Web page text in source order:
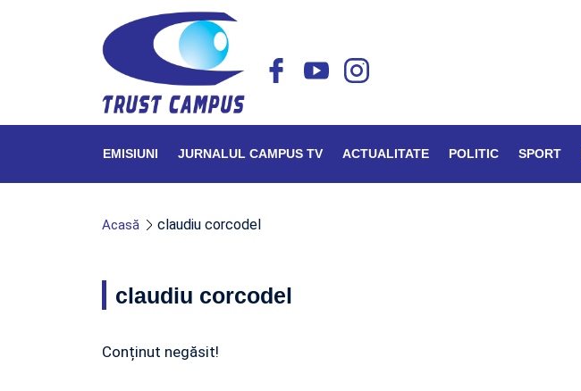
EMISIUNI JURNALUL CAMPUS TV ACTUALITATE POLITIC SPORT
Acasă claudiu corcodel
claudiu corcodel
Conținut negăsit!